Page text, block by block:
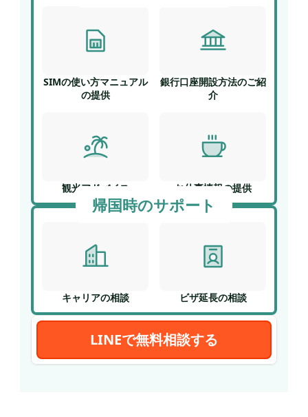
SIMの使い方マニュアル
の提供
銀行口座開設方法のご紹
介
観光アドバイス お仕事情報の提供
帰国時のサポート
キャリアの相談 ビザ延長の相談
LINEで無料相談する